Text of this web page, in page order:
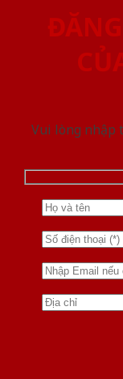
Vui lòng nhập